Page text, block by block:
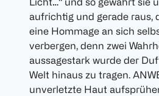
aufrichtig und gerade raus,
eine Hommage an sich
verbergen, denn zwei
aussagestark wurde der
Welt hinaus zu tragen.
unverletzte Haut